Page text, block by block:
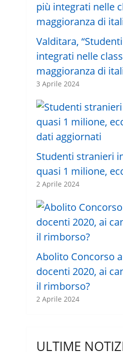
Valditara,
integrati nelle
maggioranza di
3 Aprile 2024
Studenti stranieri
quasi 1 milione,
2 Aprile 2024
Abolito Concorso
docenti 2020, ai
il rimborso?
2 Aprile 2024
ULTIME